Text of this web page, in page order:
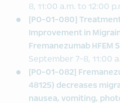
8, 11:00 a.m. to 12:00
[PO-01-080]
Improvement in
Fremanezumab HFEM
September 7-8, 11:00
[PO-01-082]
48125) decreases
nausea, vomiting,